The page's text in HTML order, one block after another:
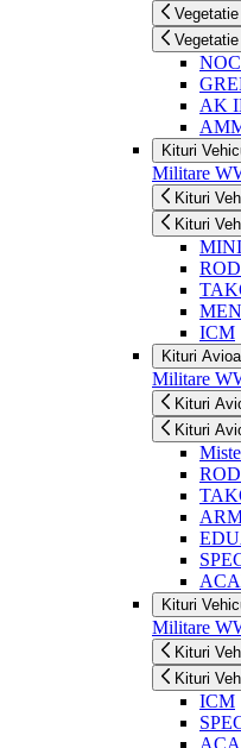
AK
Kituri
Militare
Kituri
Kituri
ICM
Kituri
Militare
Kituri
Kituri
Kituri
Militare
Kituri
Kituri
ICM